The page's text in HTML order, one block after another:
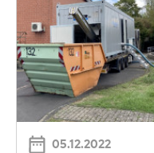
05.12.2022